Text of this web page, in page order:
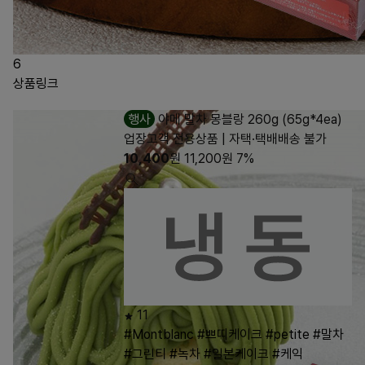
6
상품링크
행사 야메 말차 몽블랑 260g (65g*4ea)
업장고객 전용상품 | 자택·택배배송 불가
10,400원 11,200원 7%
11
#Montblanc #쁘띠케이크 #petite #말차
#그린티 #녹차 #일본케이크 #케익